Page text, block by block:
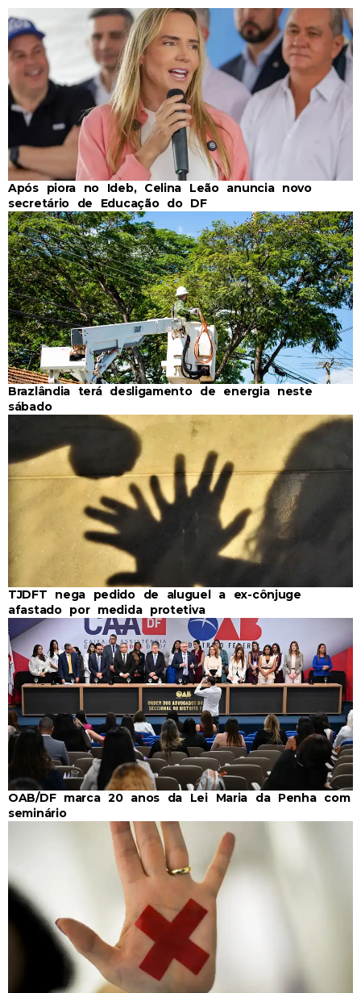
Após piora no Ideb, Celina Leão anuncia novo
secretário de Educação do DF
Brazlândia terá desligamento de energia neste
sábado
TJDFT nega pedido de aluguel a ex-cônjuge
afastado por medida protetiva
OAB/DF marca 20 anos da Lei Maria da Penha com
seminário